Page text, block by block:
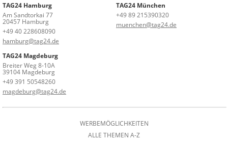
TAG24 Hamburg
Am Sandtorkai 77
20457 Hamburg
+49 40 228608090
hamburg@tag24.de
TAG24 München
+49 89 215390320
muenchen@tag24.de
TAG24 Magdeburg
Breiter Weg 8-10A
39104 Magdeburg
+49 391 50548260
magdeburg@tag24.de
WERBEMÖGLICHKEITEN
ALLE THEMEN A-Z